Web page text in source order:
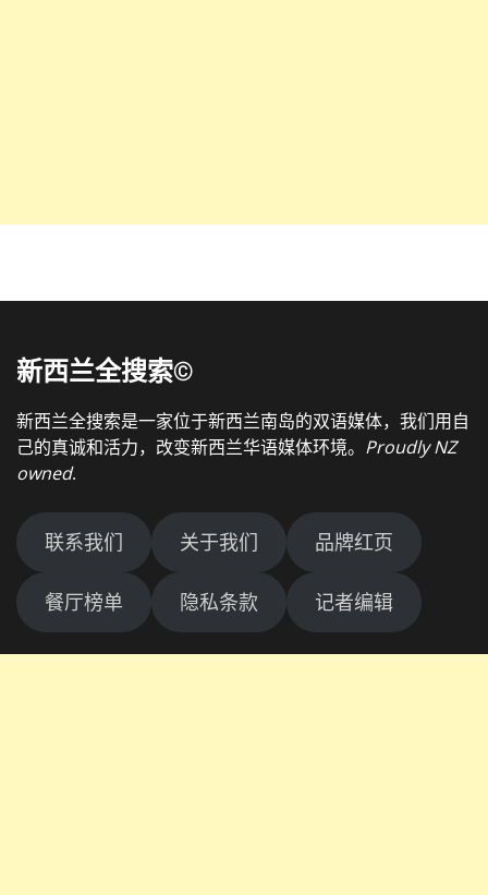
新西兰全搜索©
新西兰全搜索是一家位于新西兰南岛的双语媒体，我们用自
己的真诚和活力，改变新西兰华语媒体环境。 Proudly NZ
owned.
联系我们 关于我们 品牌红页
餐厅榜单 隐私条款 记者编辑